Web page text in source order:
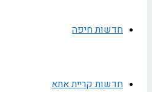
חדשות חיפה
חדשות קריית אתא